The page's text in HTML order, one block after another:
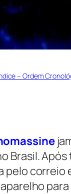
– Ordem
Brasil.
correio